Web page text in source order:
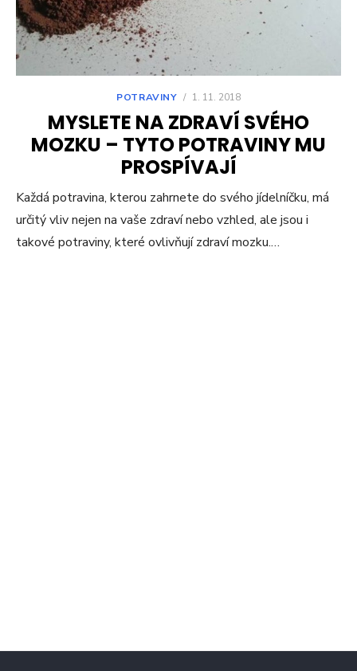
POTRAVINY / 1. 11. 2018
MYSLETE NA ZDRAVÍ SVÉHO
MOZKU – TYTO POTRAVINY MU
PROSPÍVAJÍ
Každá potravina, kterou zahrnete do svého jídelníčku, má
určitý vliv nejen na vaše zdraví nebo vzhled, ale jsou i
takové potraviny, které ovlivňují zdraví mozku.…